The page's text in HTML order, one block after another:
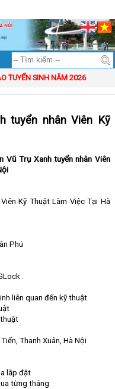
TUYỂN SINH NĂM 2026
tuyển nhân Viên Kỹ
Vũ Trụ Xanh tuyển nhân Viên
Kỹ Thuật Làm Việc Tại Hà
Phú
.
liên quan đến kỹ thuật
Thanh Xuân, Hà Nội
lắp đặt
từng tháng